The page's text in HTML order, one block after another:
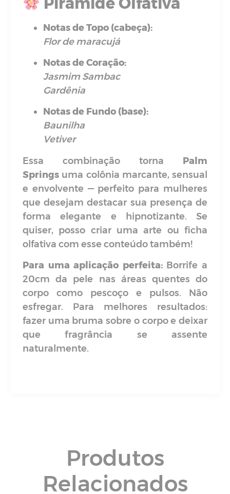
Notas de Topo (cabeça):
Flor de maracujá
Notas de Coração:
Jasmim Sambac
Gardênia
Notas de Fundo (base):
Baunilha
Vetiver
Essa combinação torna Palm
Springs uma colônia marcante, sensual
e envolvente — perfeito para mulheres
que desejam destacar sua presença de
forma elegante e hipnotizante. Se
quiser, posso criar uma arte ou ficha
olfativa com esse conteúdo também!
Para uma aplicação perfeita: Borrife a
20cm da pele nas áreas quentes do
corpo como pescoço e pulsos. Não
esfregar. Para melhores resultados:
fazer uma bruma sobre o corpo e deixar
que fragrância se assente
naturalmente.
Produtos
Relacionados